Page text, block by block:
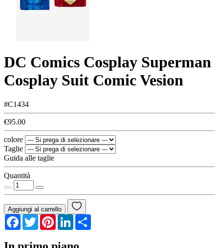
DC Comics Cosplay Superman
Cosplay Suit Comic Vesion
#C1434
€95.00
colore
Taglie
Guida alle taglie
Quantità
Aggiungi al carrello
Facebook
TwitterPinterestLinkedIn